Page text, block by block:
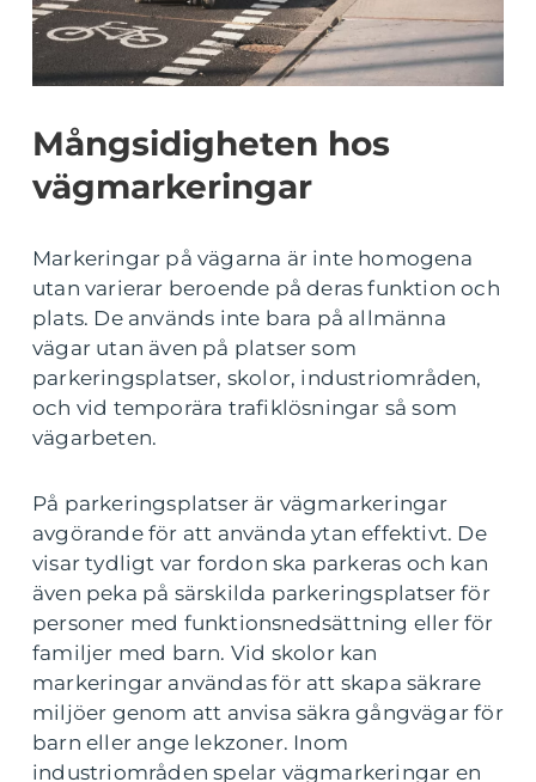
Mångsidigheten hos
vägmarkeringar
Markeringar på vägarna är inte homogena
utan varierar beroende på deras funktion och
plats. De används inte bara på allmänna
vägar utan även på platser som
parkeringsplatser, skolor, industriområden,
och vid temporära trafiklösningar så som
vägarbeten.
På parkeringsplatser är vägmarkeringar
avgörande för att använda ytan effektivt. De
visar tydligt var fordon ska parkeras och kan
även peka på särskilda parkeringsplatser för
personer med funktionsnedsättning eller för
familjer med barn. Vid skolor kan
markeringar användas för att skapa säkrare
miljöer genom att anvisa säkra gångvägar för
barn eller ange lekzoner. Inom
industriområden spelar vägmarkeringar en